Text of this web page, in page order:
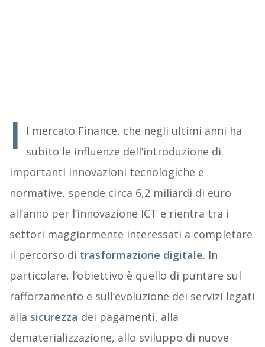
I
l mercato Finance, che negli ultimi anni ha
subito le influenze dell’introduzione di
importanti innovazioni tecnologiche e
normative, spende circa 6,2 miliardi di euro
all’anno per l’innovazione ICT e rientra tra i
settori maggiormente interessati a completare
il percorso di trasformazione digitale. In
particolare, l’obiettivo è quello di puntare sul
rafforzamento e sull’evoluzione dei servizi legati
alla sicurezza dei pagamenti, alla
dematerializzazione, allo sviluppo di nuove